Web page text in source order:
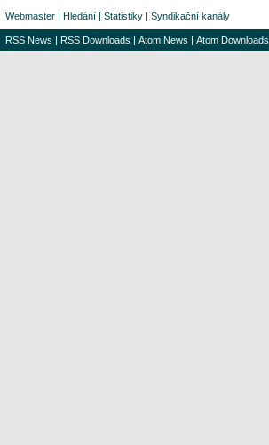
Webmaster | Hledání | Statistiky | Syndikační kanály
RSS News | RSS Downloads | Atom News | Atom Downloads